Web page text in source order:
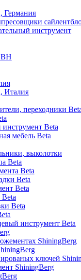
Германия
инструмент
Италия
переходники
Beta
мебель Beta
выколотки
Beta
Beta
Beta
Beta
Beta
инструмент Beta
ShiningBerg
ключей
ShiningBerg